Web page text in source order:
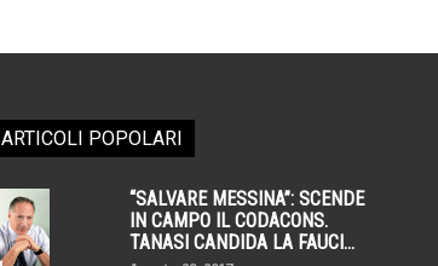
ARTICOLI POPOLARI
“SALVARE MESSINA”: SCENDE
IN CAMPO IL CODACONS.
TANASI CANDIDA LA FAUCI...